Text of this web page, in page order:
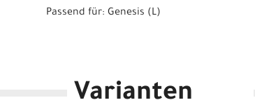
Passend für: Genesis (L)
Varianten